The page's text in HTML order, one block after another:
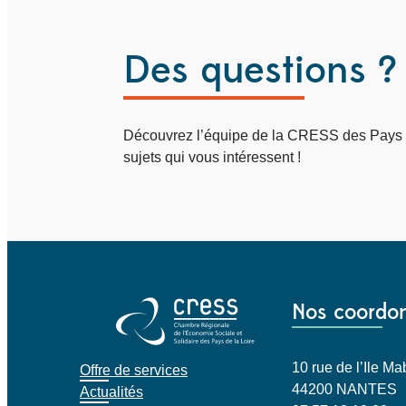
Des questions
Découvrez l’équipe de la CRESS des
sujets qui vous intéressent !
Offre de services
Actualités
Nos
10 rue de l’Ile
44200 NANTES